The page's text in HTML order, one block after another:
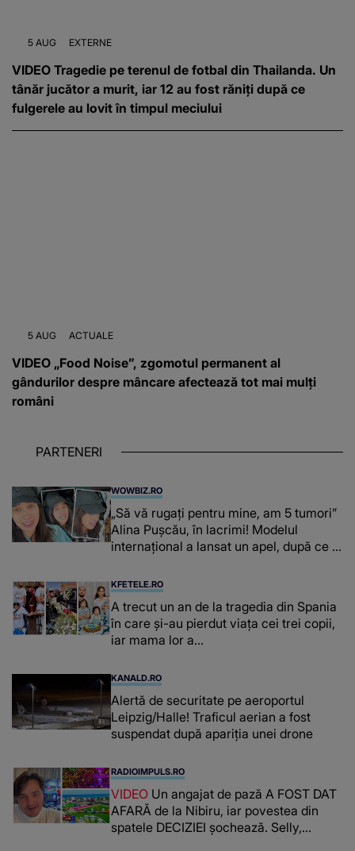
5 AUG EXTERNE
VIDEO Tragedie pe terenul de fotbal din Thailanda. Un
tânăr jucător a murit, iar 12 au fost răniți după ce
fulgerele au lovit în timpul meciului
5 AUG ACTUALE
VIDEO „Food Noise”, zgomotul permanent al
gândurilor despre mâncare afectează tot mai mulți
români
PARTENERI
WOWBIZ.RO
„Să vă rugați pentru mine, am 5 tumori”
Alina Pușcău, în lacrimi! Modelul
internațional a lansat un apel, după ce a
KFETELE.RO
A trecut un an de la tragedia din Spania
în care și-au pierdut viața cei trei copii,
iar mama lor a…
KANALD.RO
Alertă de securitate pe aeroportul
Leipzig/Halle! Traficul aerian a fost
suspendat după apariția unei drone
RADIOIMPULS.RO
VIDEO Un angajat de pază A FOST DAT
AFARĂ de la Nibiru, iar povestea din
spatele DECIZIEI șochează. Selly,